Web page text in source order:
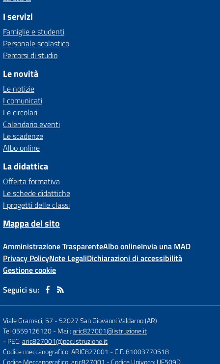
I servizi
Famiglie e studenti
Personale scolastico
Percorsi di studio
Le novità
Le notizie
I comunicati
Le circolari
Calendario eventi
Le scadenze
Albo online
La didattica
Offerta formativa
Le schede didattiche
I progetti delle classi
Mappa del sito
Amministrazione TrasparenteAlbo onlineInvia una MAD
Privacy PolicyNote LegaliDichiarazioni di accessibilità
Gestione cookie
Seguici su:
Viale Gramsci, 57 -52027 San Giovanni Valdarno (AR)
Tel 0559126120- Mail:aric827001@istruzione.it
- PEC:aric827001@pec.istruzione.it
Codice meccanografico: ARIC827001 - C.F. 81003770518
Codice Meccanografico: aric827001 - Codice Univoco: UF509D